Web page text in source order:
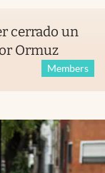
cerrado un
Ormuz
Members